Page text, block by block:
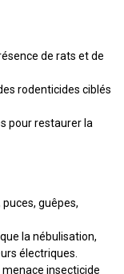
de rats et de
rodenticides ciblés
pour restaurer la
guêpes,
la nébulisation,
électriques.
insecticide